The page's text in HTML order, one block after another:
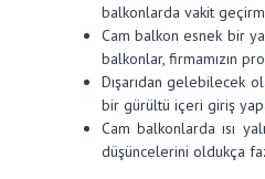
balkonlarda vakit
Cam balkon esnek bir
balkonlar, firmamızın
Dışarıdan gelebilecek
bir gürültü içeri giriş
Cam balkonlarda ısı
düşüncelerini oldukça